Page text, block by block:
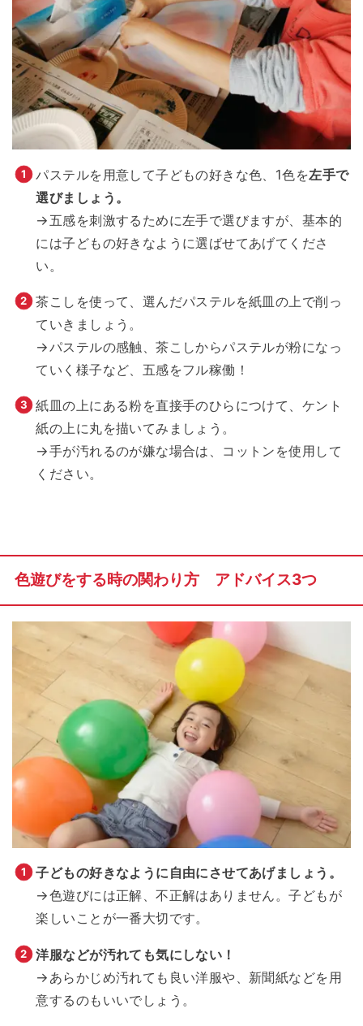
パステルを用意して子どもの好きな色、1色を左手で
選びましょう。
→五感を刺激するために左手で選びますが、基本的
には子どもの好きなように選ばせてあげてくださ
い。
茶こしを使って、選んだパステルを紙皿の上で削っ
ていきましょう。
→パステルの感触、茶こしからパステルが粉になっ
ていく様子など、五感をフル稼働！
紙皿の上にある粉を直接手のひらにつけて、ケント
紙の上に丸を描いてみましょう。
→手が汚れるのが嫌な場合は、コットンを使用して
ください。
色遊びをする時の関わり方 アドバイス3つ
子どもの好きなように自由にさせてあげましょう。
→色遊びには正解、不正解はありません。子どもが
楽しいことが一番大切です。
洋服などが汚れても気にしない！
→あらかじめ汚れても良い洋服や、新聞紙などを用
意するのもいいでしょう。